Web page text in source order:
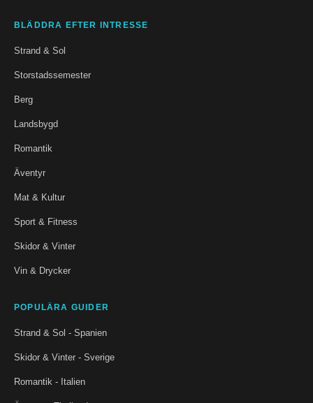
BLÄDDRA EFTER INTRESSE
Strand & Sol
Storstadssemester
Berg
Landsbygd
Romantik
Äventyr
Mat & Kultur
Sport & Fitness
Skidor & Vinter
Vin & Drycker
POPULÄRA GUIDER
Strand & Sol - Spanien
Skidor & Vinter - Sverige
Romantik - Italien